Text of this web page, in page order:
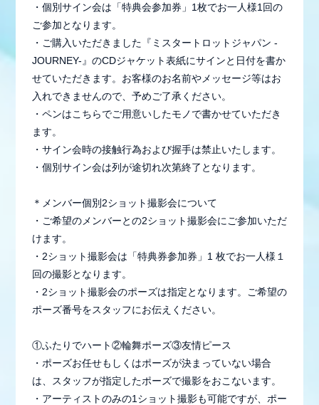
・個別サイン会は「特典会参加券」1枚でお一人様1回の
ご参加となります。
・ご購入いただきました『ミスタートロットジャパン -
JOURNEY-』のCDジャケット表紙にサインと日付を書か
せていただきます。お客様のお名前やメッセージ等はお
入れできませんので、予めご了承ください。
・ペンはこちらでご用意いしたモノで書かせていただき
ます。
・サイン会時の接触行為および握手は禁止いたします。
・個別サイン会は列が途切れ次第終了となります。
＊メンバー個別2ショット撮影会について
・ご希望のメンバーとの2ショット撮影会にご参加いただ
けます。
・2ショット撮影会は「特典券参加券」1 枚でお一人様１
回の撮影となります。
・2ショット撮影会のポーズは指定となります。ご希望の
ポーズ番号をスタッフにお伝えください。
①ふたりでハート②輪舞ポーズ③友情ピース
・ポーズお任せもしくはポーズが決まっていない場合
は、スタッフが指定したポーズで撮影をおこないます。
・アーティストのみの1ショット撮影も可能ですが、ポー